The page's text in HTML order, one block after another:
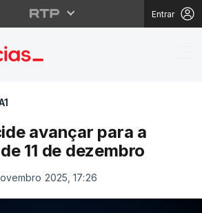
Entrar
decide
avançar para a
11 de dezembro
2025, 17:26